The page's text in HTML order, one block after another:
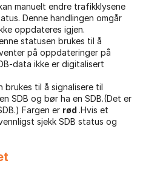
manuelt endre trafikklysene
Denne handlingen omgår
oppdateres igjen.
statusen brukes til å
på oppdateringer på
data ikke er digitalisert
brukes til å signalisere til
SDB og bør ha en SDB.(Det er
Fargen er rød .Hvis et
sjekk SDB status og